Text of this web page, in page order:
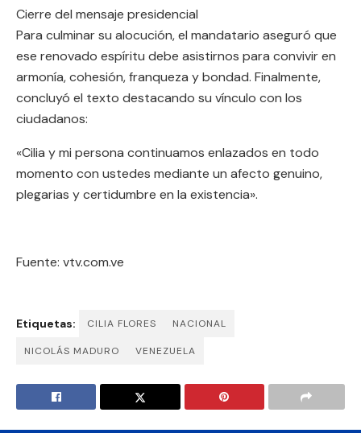
Cierre del mensaje presidencial
Para culminar su alocución, el mandatario aseguró que
ese renovado espíritu debe asistirnos para convivir en
armonía, cohesión, franqueza y bondad. Finalmente,
concluyó el texto destacando su vínculo con los
ciudadanos:
«Cilia y mi persona continuamos enlazados en todo
momento con ustedes mediante un afecto genuino,
plegarias y certidumbre en la existencia».
Fuente: vtv.com.ve
Etiquetas: CILIA FLORES NACIONAL
NICOLÁS MADURO VENEZUELA